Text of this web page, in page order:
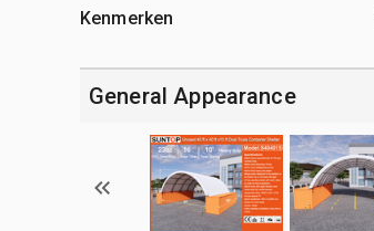
Kenmerken
General Appearance